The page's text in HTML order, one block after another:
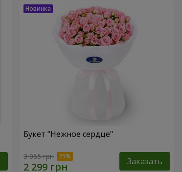
Букет "Нежное сердце"
3 065 грн Заказать